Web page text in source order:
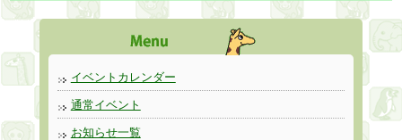
イベントカレンダー
通常イベント
お知らせ一覧